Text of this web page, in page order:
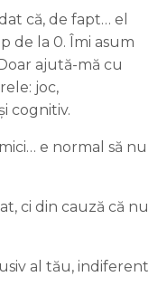
că, de fapt… el
de la 0. Îmi asum
ajută-mă cu
joc,
cognitiv.
e normal să nu
ci din cauză că nu
al tău, indiferent